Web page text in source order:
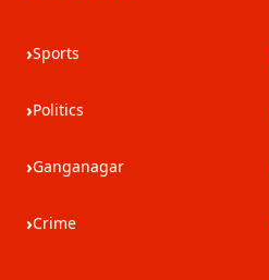
›Sports
›Politics
›Ganganagar
›Crime